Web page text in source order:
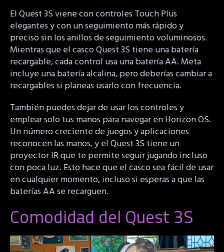
El Quest 3S viene con controles Touch Plus
elegantes y con un seguimiento más rápido y
preciso sin los anillos de seguimiento voluminosos.
Mientras que el casco Quest 3S tiene una batería
recargable, cada control usa una batería AA. Meta
incluye una batería alcalina, pero deberías cambiar a
recargables si planeas usarlo con frecuencia.
También puedes dejar de usar los controles y
emplear solo tus manos para navegar en Horizon OS.
Un número creciente de juegos y aplicaciones
reconocen las manos, y el Quest 3S tiene un
proyector IR que te permite seguir jugando incluso
con poca luz. Esto hace que el casco sea fácil de usar
en cualquier momento, incluso si esperas a que las
baterías AA se recarguen.
Comodidad del Quest 3S